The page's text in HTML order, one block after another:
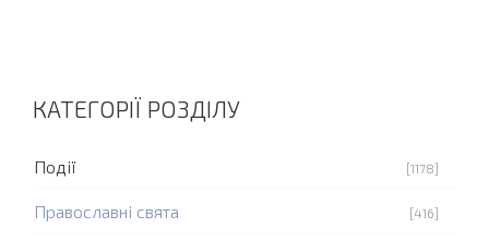
КАТЕГОРІЇ РОЗДІЛУ
Події [1178]
Православні свята [416]